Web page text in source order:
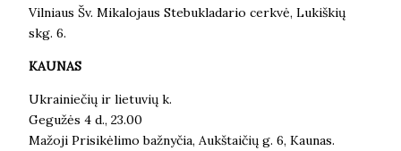
Vilniaus Šv. Mikalojaus Stebukladario cerkvė, Lukiškių
skg. 6.
KAUNAS
Ukrainiečių ir lietuvių k.
Gegužės 4 d., 23.00
Mažoji Prisikėlimo bažnyčia, Aukštaičių g. 6, Kaunas.